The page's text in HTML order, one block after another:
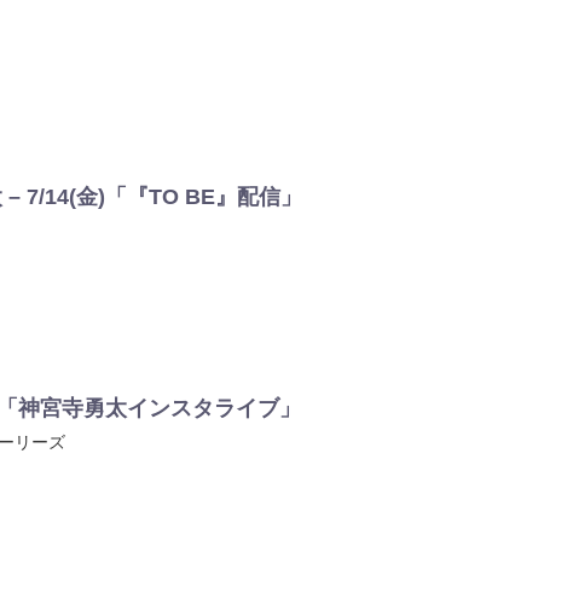
7/14(金)「『TO BE』配信」
神宮寺勇太インスタライブ」
リーズ